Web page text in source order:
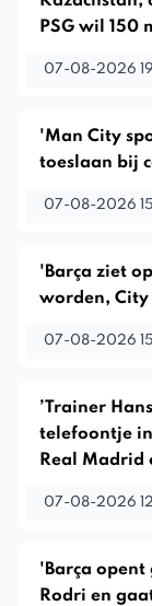
PSG wil
07-08-2026
'Man City
toeslaan bij
07-08-2026
'Barça ziet
worden,
07-08-2026
’Trainer
telefoontje
Real Madrid
07-08-2026
'Barça opent
Rodri en